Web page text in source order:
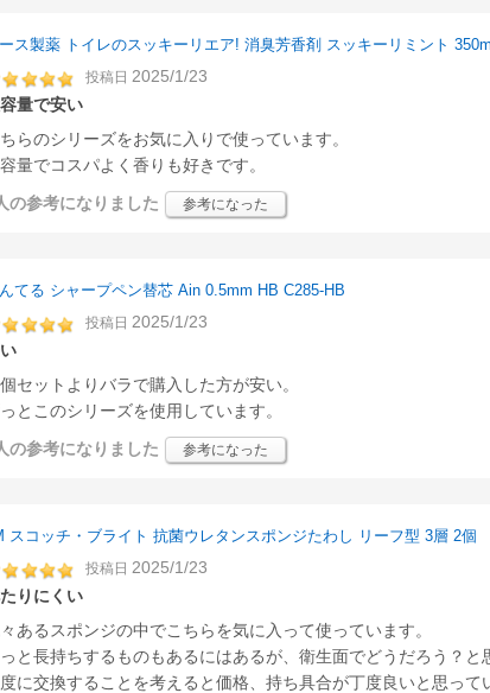
ス製薬 トイレのスッキーリエア! 消臭芳香剤 スッキーリミント
投稿日 2025/1/23
量で安い
らのシリーズをお気に入りで使っています。
量でコスパよく香りも好きです。
の参考になりました 参考になった
てる シャープペン替芯 Ain 0.5mm HB C285-HB
投稿日 2025/1/23
セットよりバラで購入した方が安い。
とこのシリーズを使用しています。
の参考になりました 参考になった
スコッチ・ブライト 抗菌ウレタンスポンジたわし リーフ型 3層 2個
投稿日 2025/1/23
りにくい
あるスポンジの中でこちらを気に入って使っています。
と長持ちするものもあるにはあるが、衛生面でどうだろう？と
に交換することを考えると価格、持ち具合が丁度良いと思って